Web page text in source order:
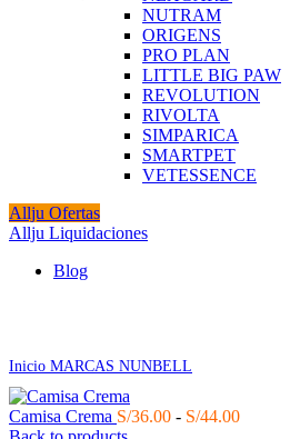
NUTRAM
ORIGENS
PRO PLAN
LITTLE BIG PAW
REVOLUTION
RIVOLTA
SIMPARICA
SMARTPET
VETESSENCE
Allju Ofertas
Allju Liquidaciones
Blog
Inicio MARCAS NUNBELL
Camisa Crema S/36.00 - S/44.00Rango